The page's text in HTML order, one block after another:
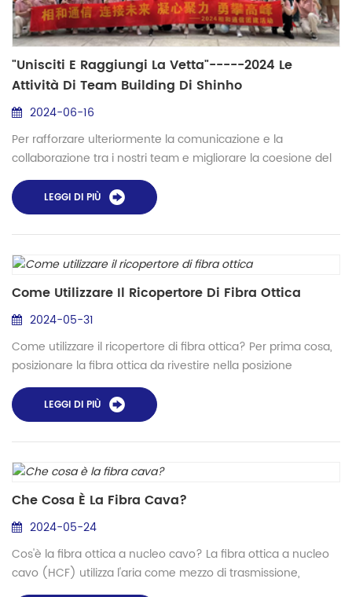
"Unisciti E Raggiungi La Vetta"-----2024 Le
Attività Di Team Building Di Shinho
Communication Si Sono Concluse Con Successo
2024-06-16
Per rafforzare ulteriormente la comunicazione e la
collaborazione tra i nostri team e migliorare la coesione del
team, è stata organizzata un'attività di team building con il
tema "Unisciti e raggiungi la vetta" da Shinho Lo scopo di
questa attività è quello di migliorare la comprensione
reciproca e la fiducia tra i dipendenti attraverso varie forme
di collaborazione e comunicazione di squadra per...
LEGGI DI PIÙ
Come Utilizzare Il Ricopertore Di Fibra Ottica
2024-05-31
Come utilizzare il ricopertore di fibra ottica? Per prima cosa,
posizionare la fibra ottica da rivestire nella posizione
mostrata nella figura sottostante e allineare il centro della
fibra ottica rivestita con la porta di iniezione in modo che la
macchina possa rivestire uniformemente a sinistra e a
destra. Prima dell'operazione di rivestimento, è necessario
iniettare una piccola quantità di mater...
LEGGI DI PIÙ
Che Cosa È La Fibra Cava?
2024-05-24
Cos'è la fibra ottica a nucleo cavo? La fibra ottica a nucleo
cavo (HCF) utilizza l'aria come mezzo di trasmissione,
sostituendo la tradizionale fibra ottica che utilizza il "nucleo di